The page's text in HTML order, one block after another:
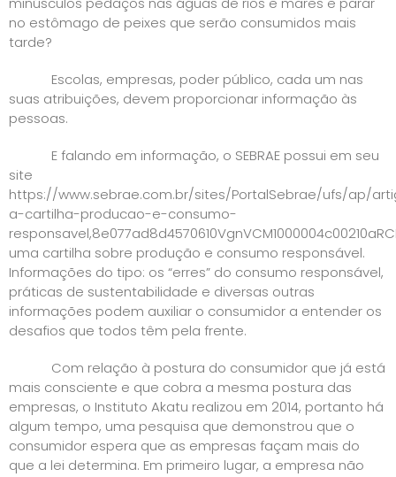
no estômago de peixes que serão consumidos mais
tarde?
Escolas, empresas, poder público, cada um nas
suas atribuições, devem proporcionar informação às
pessoas.
E falando em informação, o SEBRAE possui em seu
site
https://www.sebrae.com.br/sites/PortalSebrae/ufs/ap/
a-cartilha-producao-e-consumo-
uma cartilha sobre produção e consumo responsável.
Informações do tipo: os “erres” do consumo responsável,
práticas de sustentabilidade e diversas outras
informações podem auxiliar o consumidor a entender os
desafios que todos têm pela frente.
Com relação à postura do consumidor que já está
mais consciente e que cobra a mesma postura das
empresas, o Instituto Akatu realizou em 2014, portanto há
algum tempo, uma pesquisa que demonstrou que o
consumidor espera que as empresas façam mais do
que a lei determina. Em primeiro lugar, a empresa não